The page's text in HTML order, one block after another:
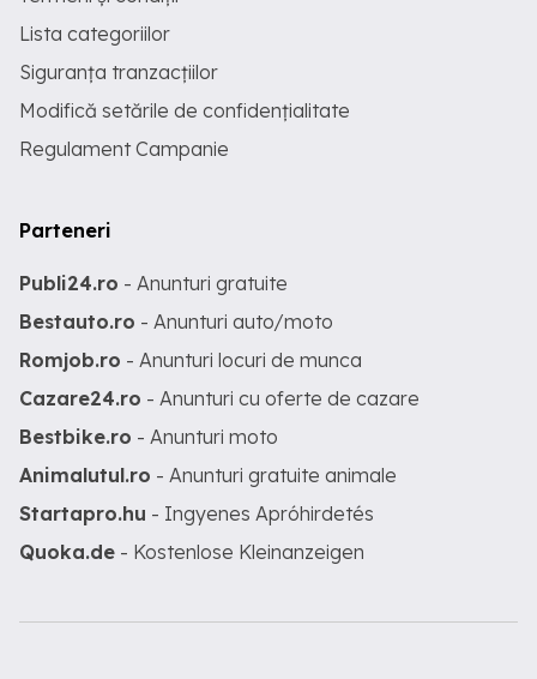
Lista categoriilor
Siguranța tranzacțiilor
Modifică setările de confidențialitate
Regulament Campanie
Parteneri
Publi24.ro - Anunturi gratuite
Bestauto.ro - Anunturi auto/moto
Romjob.ro - Anunturi locuri de munca
Cazare24.ro - Anunturi cu oferte de cazare
Bestbike.ro - Anunturi moto
Animalutul.ro - Anunturi gratuite animale
Startapro.hu - Ingyenes Apróhirdetés
Quoka.de - Kostenlose Kleinanzeigen